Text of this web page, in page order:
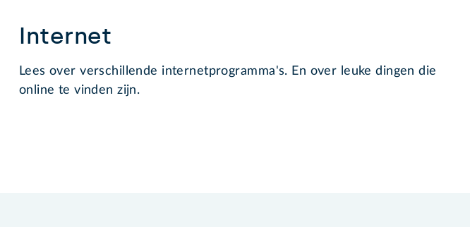
Internet
Lees over verschillende internetprogramma's. En over leuke dingen die
online te vinden zijn.